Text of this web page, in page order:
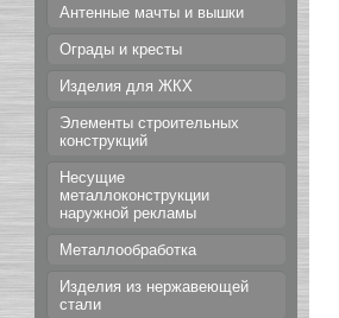
Антенные мачты и вышки
Ограды и кресты
Изделия для ЖКХ
Элементы строительных
конструкций
Несущие
металлоконструкции
наружной рекламы
Металлообработка
Изделия из нержавеющей
стали